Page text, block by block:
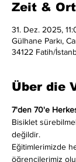
Zeit & Ort
31. Dez. 2025,
Gülhane Parkı,
34122 Fatih/
Über die
7'den 70'e
Bisiklet
değildir.
Eğitimlerimizde
öğrencilerimiz